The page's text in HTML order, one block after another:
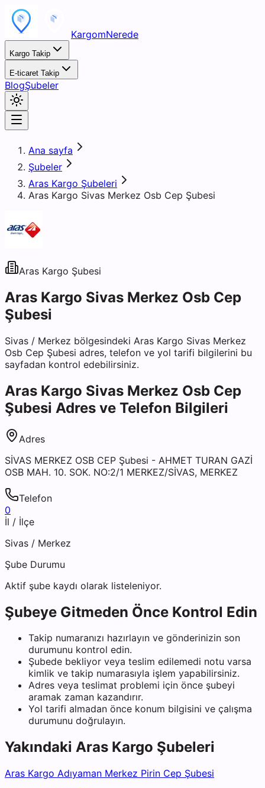
KargomNerede
Kargo Takip
E-ticaret Takip
BlogŞubeler
Ana sayfa
Şubeler
Aras Kargo Şubeleri
Aras Kargo Sivas Merkez Osb Cep Şubesi
Aras Kargo Şubesi
Aras Kargo Sivas Merkez Osb Cep
Şubesi
Sivas / Merkez bölgesindeki Aras Kargo Sivas Merkez
Osb Cep Şubesi adres, telefon ve yol tarifi bilgilerini bu
sayfadan kontrol edebilirsiniz.
Aras Kargo Sivas Merkez Osb Cep
Şubesi Adres ve Telefon Bilgileri
Adres
SİVAS MERKEZ OSB CEP Şubesi - AHMET TURAN GAZİ
OSB MAH. 10. SOK. NO:2/1 MERKEZ/SİVAS, MERKEZ
Telefon
0
İl / İlçe
Sivas / Merkez
Şube Durumu
Aktif şube kaydı olarak listeleniyor.
Şubeye Gitmeden Önce Kontrol Edin
Takip numaranızı hazırlayın ve gönderinizin son
durumunu kontrol edin.
Şubede bekliyor veya teslim edilemedi notu varsa
kimlik ve takip numarasıyla işlem yapabilirsiniz.
Adres veya teslimat problemi için önce şubeyi
aramak zaman kazandırır.
Yol tarifi almadan önce konum bilgisini ve çalışma
durumunu doğrulayın.
Yakındaki Aras Kargo Şubeleri
Aras Kargo Adıyaman Merkez Pirin Cep Şubesi